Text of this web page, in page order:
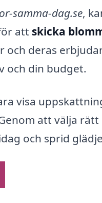
samma-dag.se,
att skicka
och deras
och din budget.
visa
att välja
och sprid